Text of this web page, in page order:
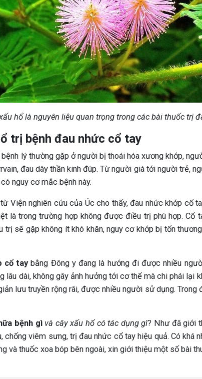
hổ là nguyên liệu quan trọng trong các bài thuốc trị
trị bệnh đau nhức cổ tay
lý thường gặp ở người bị thoái hóa xương khớp,
đau dây thần kinh đúp. Từ người già tới người trẻ,
nguy cơ mắc bệnh này.
Viện nghiên cứu của Úc cho thấy, đau nhức khớp cổ
là trong trường hợp không được điều trị phù hợp. Cổ
trị sẽ gặp không ít khó khăn, nguy cơ khớp bị tổn
cổ taybằng Đông y đang là hướng đi được nhiều
lâu dài, không gây ảnh hưởng tới cơ thể mà chi phái lại
lưu truyền rộng rãi, được nhiều người sử dụng.
bệnh gìvà cây xấu hổ có tác dụng gì? Như đã giới
chống viêm sưng, trị đau nhức cổ tay hiệu quả. Có khá
và thuốc xoa bóp bên ngoài, xin giới thiệu một số bài